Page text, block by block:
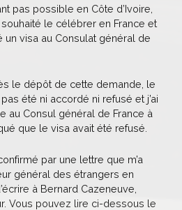
pas possible en Côte d’Ivoire,
le célébrer en France et
un visa au Consulat général de
le dépôt de cette demande, le
été ni accordé ni refusé et j’ai
au Consul général de France à
que le visa avait été refusé.
par une lettre que m’a
général des étrangers en
à Bernard Cazeneuve,
Vous pouvez lire ci-dessous le